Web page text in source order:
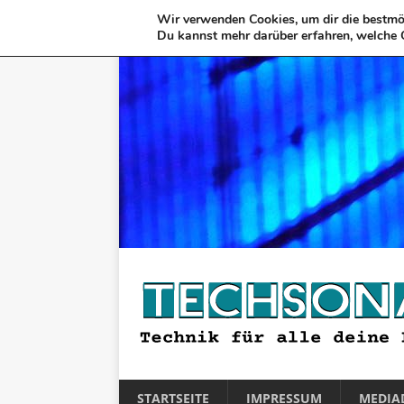
STARTSEITE IMPRESSUM
Wir verwenden Cookies, um dir die
Du kannst mehr darüber erfahren,